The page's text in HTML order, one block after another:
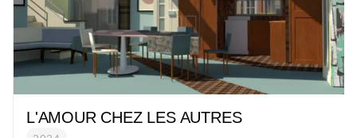
L'AMOUR CHEZ LES AUTRES